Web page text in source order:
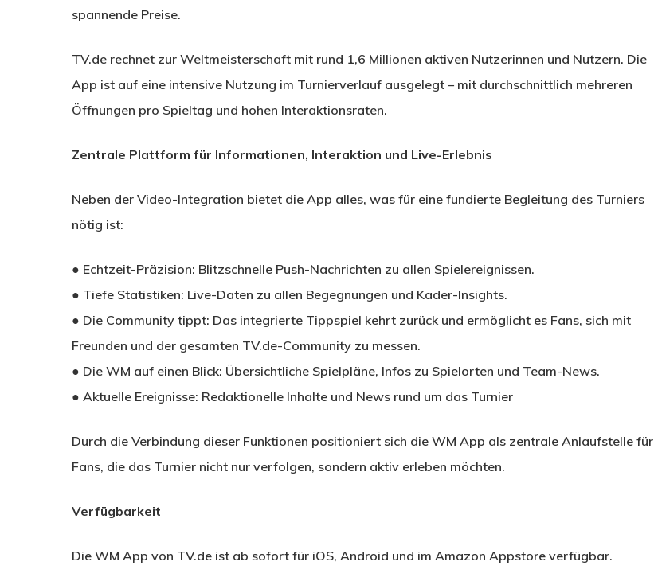
spannende Preise.
TV.de rechnet zur Weltmeisterschaft mit rund 1,6 Millionen aktiven Nutzerinnen und Nutzern. Die
App ist auf eine intensive Nutzung im Turnierverlauf ausgelegt – mit durchschnittlich mehreren
Öffnungen pro Spieltag und hohen Interaktionsraten.
Zentrale Plattform für Informationen, Interaktion und Live-Erlebnis
Neben der Video-Integration bietet die App alles, was für eine fundierte Begleitung des Turniers
nötig ist:
● Echtzeit-Präzision: Blitzschnelle Push-Nachrichten zu allen Spielereignissen.
● Tiefe Statistiken: Live-Daten zu allen Begegnungen und Kader-Insights.
● Die Community tippt: Das integrierte Tippspiel kehrt zurück und ermöglicht es Fans, sich mit
Freunden und der gesamten TV.de-Community zu messen.
● Die WM auf einen Blick: Übersichtliche Spielpläne, Infos zu Spielorten und Team-News.
● Aktuelle Ereignisse: Redaktionelle Inhalte und News rund um das Turnier
Durch die Verbindung dieser Funktionen positioniert sich die WM App als zentrale Anlaufstelle für
Fans, die das Turnier nicht nur verfolgen, sondern aktiv erleben möchten.
Verfügbarkeit
Die WM App von TV.de ist ab sofort für iOS, Android und im Amazon Appstore verfügbar.